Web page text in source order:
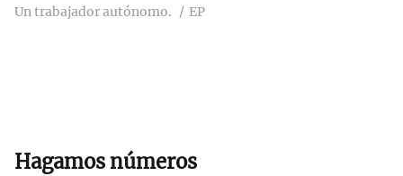
Un trabajador autónomo. EP
Hagamos números